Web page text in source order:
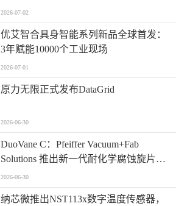
NS800RTA7系列
2026-07-02
优艾智合具身智能系列新品全球首发：
3年赋能10000个工业现场
2026-07-01
原力无限正式发布DataGrid
2026-06-30
​DuoVane C：Pfeiffer Vacuum+Fab
Solutions 推出新一代耐化学腐蚀旋片真
空泵
2026-06-30
纳芯微推出NST113x数字温度传感器，